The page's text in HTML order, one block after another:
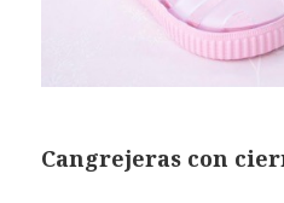
Cangrejeras con